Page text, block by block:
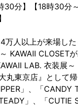
30分】【18時30分
万⼈以上が来場した
KAWAII CLOSET
LAB. 衣装展～
丸東京店』として帰
」、「CANDY
」、「CUTIE